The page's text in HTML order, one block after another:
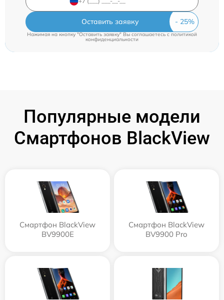
Оставить заявку
Нажимая на кнопку "Оставить заявку" Вы соглашаетесь cполитикой
конфиденциальности
Популярные модели
Смартфонов BlackView
Смартфон BlackView
BV9900E
Смартфон BlackView
BV9900 Pro